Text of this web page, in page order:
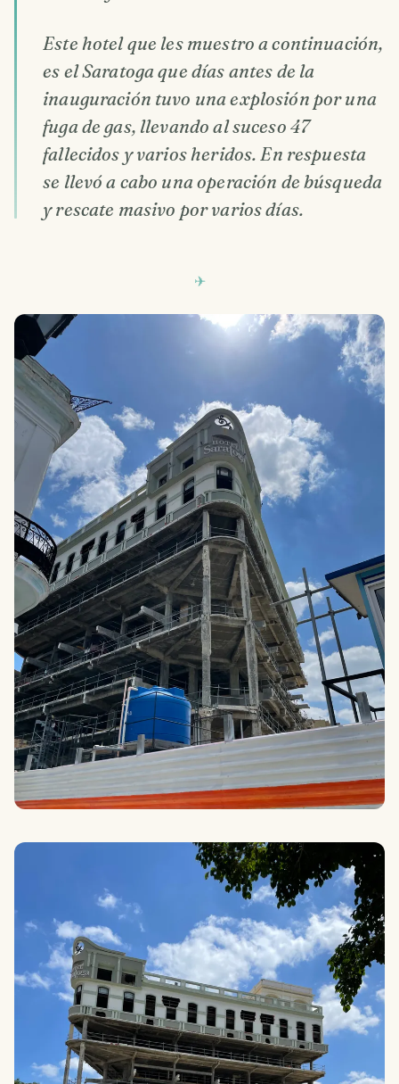
Este hotel que les muestro a continuación,
es el Saratoga que días antes de la
inauguración tuvo una explosión por una
fuga de gas, llevando al suceso 47
fallecidos y varios heridos. En respuesta
se llevó a cabo una operación de búsqueda
y rescate masivo por varios días.